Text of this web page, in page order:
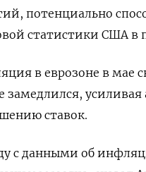
потенциально
статистики США в
в еврозоне в мае
замедлился, усиливая
ставок.
с данными об